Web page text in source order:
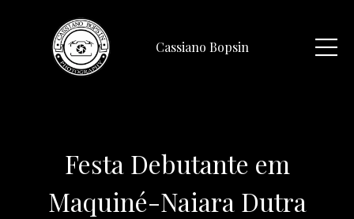
Cassiano Bopsin
Festa Debutante em
Maquiné-Naiara Dutra